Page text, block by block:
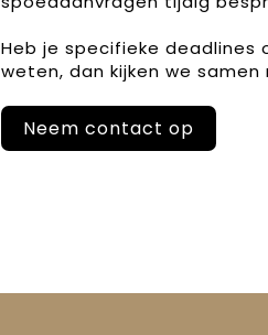
Heb je specifieke
weten, dan kijken we
Neem contact op